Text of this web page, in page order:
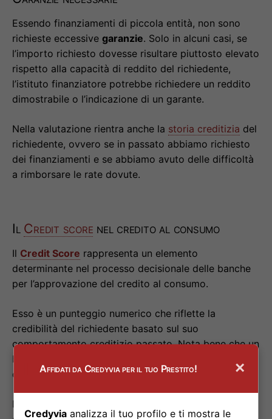
Essendo finanziamenti di piccola entità, non sono
richieste eccessive garanzie. Solo in alcuni casi, se
l’importo richiesto dovesse risultare piuttosto elevato
rispetto alla capacità di reddito del richiedente,
l’istituto finanziatore potrebbe richiedere un reddito
dimostrabile o l’indicazione di un garante.
Nella valutazione rientra anche la storia creditizia del
richiedente, ovvero se in passato abbiamo richiesto
dei finanziamenti e se abbiamo avuto delle difficoltà
a rimborsare le rate dovute.
Il Credit score nel credito al consumo
Il Credit Score rappresenta un elemento
determinante nel processo decisionale delle banche
per l’approvazione del credito al consumo.
Esso è un punteggio numerico che riflette la
credibilità del richiedente basato sul suo
comportamento creditizio passato. Nota bene che un
basso
categoria deicattivi pagatori .
Le persone con un
Affidati da Credyvia per il tuo Prestito! ×
Credyvia analizza il tuo profilo e ti mostra le